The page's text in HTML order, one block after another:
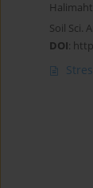
Soil Sci.
DOI: